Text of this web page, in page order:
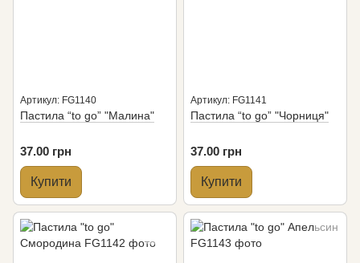
Артикул: FG1140
Пастила “to go” "Малина"
37.00 грн
Купити
Артикул: FG1141
Пастила “to go” "Чорниця"
37.00 грн
Купити